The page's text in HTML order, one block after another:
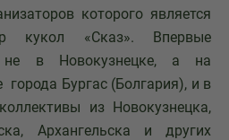
которого является
кукол «Сказ». Впервые
не в Новокузнецке, а на
Бургас (Болгария), и в
из Новокузнецка,
Архангельска и других